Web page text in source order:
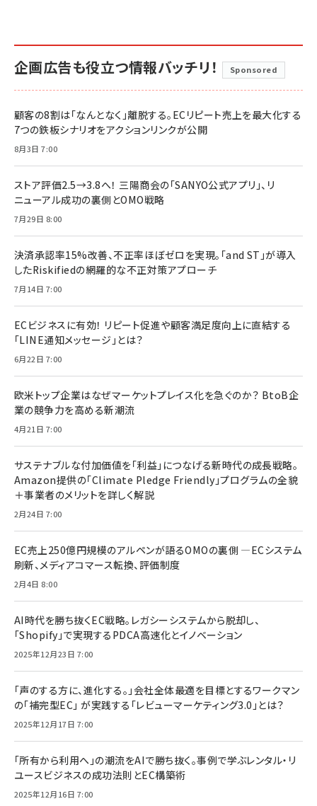
企画広告も役立つ情報バッチリ！ Sponsored
顧客の8割は「なんとなく」離脱する。ECリピート売上を最大化する
7つの鉄板シナリオをアクションリンクが公開
8月3日 7:00
ストア評価2.5→3.8へ！ 三陽商会の「SANYO公式アプリ」、リ
ニューアル成功の裏側とOMO戦略
7月29日 8:00
決済承認率15%改善、不正率ほぼゼロを実現。「and ST」が導入
したRiskifiedの網羅的な不正対策アプローチ
7月14日 7:00
ECビジネスに有効！ リピート促進や顧客満足度向上に直結する
「LINE通知メッセージ」とは？
6月22日 7:00
欧米トップ企業はなぜマーケットプレイス化を急ぐのか？ BtoB企
業の競争力を高める新潮流
4月21日 7:00
サステナブルな付加価値を「利益」につなげる新時代の成長戦略。
Amazon提供の「Climate Pledge Friendly」プログラムの全貌
＋事業者のメリットを詳しく解説
2月24日 7:00
EC売上250億円規模のアルペンが語るOMOの裏側 ―ECシステム
刷新、メディアコマース転換、評価制度
2月4日 8:00
AI時代を勝ち抜くEC戦略。レガシーシステムから脱却し、
「Shopify」で実現するPDCA高速化とイノベーション
2025年12月23日 7:00
「声のする方に、進化する。」会社全体最適を目標とするワークマン
の「補完型EC」 が実践する「レビューマーケティング3.0」とは？
2025年12月17日 7:00
「所有から利用へ」の潮流をAIで勝ち抜く。事例で学ぶレンタル・リ
ユースビジネスの成功法則とEC構築術
2025年12月16日 7:00